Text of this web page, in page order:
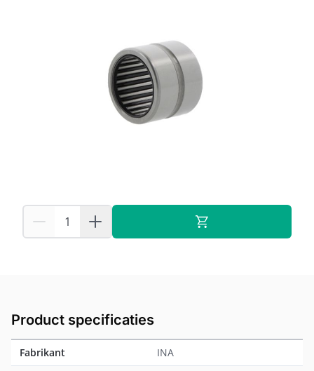
Naaldlagers
65.00 mm
78.00 mm
25.00 mm
Product specificaties
Fabrikant
INA